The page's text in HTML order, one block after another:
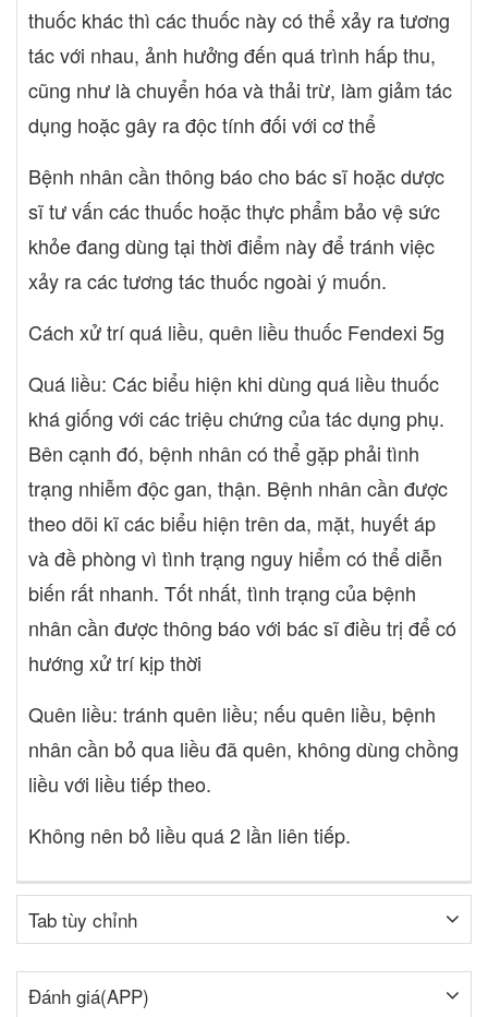
thuốc khác thì các thuốc này có thể xảy ra tương
tác với nhau, ảnh hưởng đến quá trình hấp thu,
cũng như là chuyển hóa và thải trừ, làm giảm tác
dụng hoặc gây ra độc tính đối với cơ thể
Bệnh nhân cần thông báo cho bác sĩ hoặc dược
sĩ tư vấn các thuốc hoặc thực phẩm bảo vệ sức
khỏe đang dùng tại thời điểm này để tránh việc
xảy ra các tương tác thuốc ngoài ý muốn.
Cách xử trí quá liều, quên liều thuốc Fendexi 5g
Quá liều: Các biểu hiện khi dùng quá liều thuốc
khá giống với các triệu chứng của tác dụng phụ.
Bên cạnh đó, bệnh nhân có thể gặp phải tình
trạng nhiễm độc gan, thận. Bệnh nhân cần được
theo dõi kĩ các biểu hiện trên da, mặt, huyết áp
và đề phòng vì tình trạng nguy hiểm có thể diễn
biến rất nhanh. Tốt nhất, tình trạng của bệnh
nhân cần được thông báo với bác sĩ điều trị để có
hướng xử trí kịp thời
Quên liều: tránh quên liều; nếu quên liều, bệnh
nhân cần bỏ qua liều đã quên, không dùng chồng
liều với liều tiếp theo.
Không nên bỏ liều quá 2 lần liên tiếp.
Tab tùy chỉnh
Đánh giá(APP)